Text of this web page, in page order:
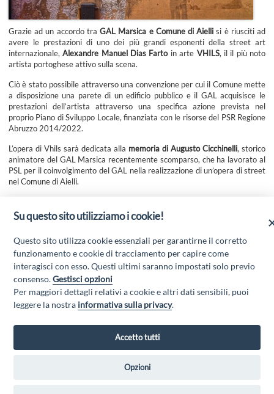
Grazie ad un accordo traGAL Marsica e Comune di Aielli si è riusciti ad
avere le prestazioni di uno dei più grandi esponenti della street art
internazionale,Alexandre Manuel Dias Fartoin arte VHILS, il il più noto
artista portoghese attivo sulla scena.
Ciò è stato possibile attraverso una convenzione per cui il Comune mette
a disposizione una parete di un edificio pubblico e il GAL acquisisce le
prestazioni dell’artista attraverso una specifica azione prevista nel
proprio Piano di Sviluppo Locale, finanziata con le risorse del PSR Regione
Abruzzo 2014/2022.
L’opera di Vhils sarà dedicata alla memoria di Augusto Cicchinelli, storico
animatore del GAL Marsica recentemente scomparso, che ha lavorato al
PSL per il coinvolgimento del GAL nella realizzazione di un’opera di street
nel Comune di Aielli.
Presidente del GAL Lucilla Lilli, che confermano l’impegno alla
valorizzazione turistica della Marsica.
Leggi l'articolo completo (fonte: Facebook)
Su questo sito utilizziamo i cookie!
Questo sito utilizza cookie essenziali per garantirne il corretto
funzionamento e cookie di tracciamento per capire come
interagisci con esso. Questi ultimi saranno impostati solo previo
consenso.Gestisci opzioni
Per maggiori dettagli relativi a cookie e altri dati sensibili, puoi
leggere la nostra informativa sulla privacy.
Accetto tutti
Opzioni